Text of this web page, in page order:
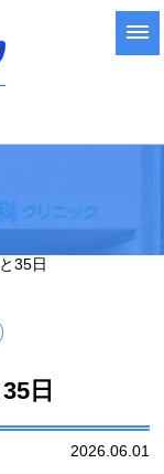
35日
日
2026.06.01